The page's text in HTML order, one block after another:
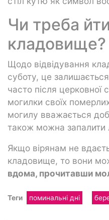
Чи треба
кладовище?
Щодо відвідування
суботу, це
часто після церковної
могилки своїх
могилу вважається
також можна запалити
Якщо вірянам не
кладовище, то вони
вдома, прочитавши
Теги поминальні дні